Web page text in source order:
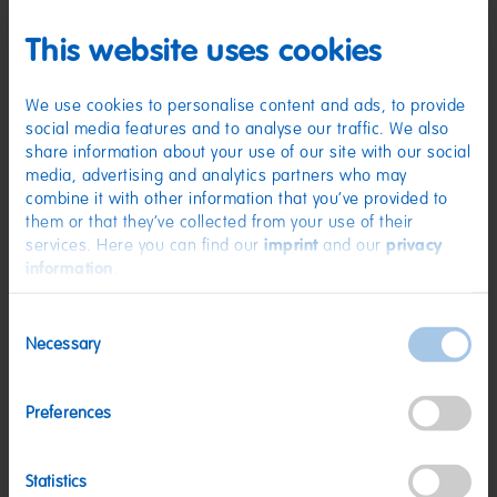
This website uses cookies
We use cookies to personalise content and ads, to provide
social media features and to analyse our traffic. We also
share information about your use of our site with our social
media, advertising and analytics partners who may
combine it with other information that you’ve provided to
them or that they’ve collected from your use of their
services. Here you can find our imprintand our privacy
information
Selection
Necessary
Preferences
Statistics
(D) Fruchtgummi | Zutaten: Glukosesirup; Zucker; Stärke; Säuerungsmittel:
Spirulina, Saflor, Holunderbeere, Schwarze Johannisbeere, Orange,
Aronia, Traube, Zitrone; Holunderbeerextrakt; Überzugsmittel:
Bienenwachs weiß und gelb; Karamellsirup; Aroma. Kann Spuren von
MILCH, WEIZEN enthalten.
Nährwerte
Nährwerte pro 100 g
Energie:
davon Zucker:
Salz: